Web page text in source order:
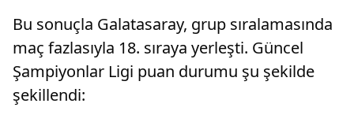
Bu sonuçla Galatasaray, grup sıralamasında
maç fazlasıyla 18. sıraya yerleşti. Güncel
Şampiyonlar Ligi puan durumu şu şekilde
şekillendi: